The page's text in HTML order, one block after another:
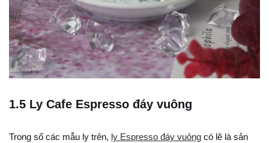
1.5 Ly Cafe Espresso đáy vuông
Trong số các mẫu ly trên, ly Espresso đáy vuông có lẽ là sản